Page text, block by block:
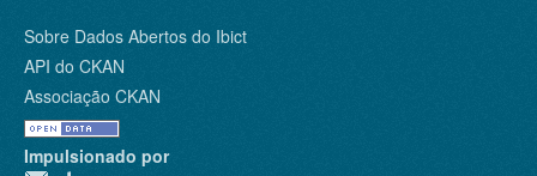
Sobre Dados Abertos do Ibict
API do CKAN
Associação CKAN
Impulsionado por